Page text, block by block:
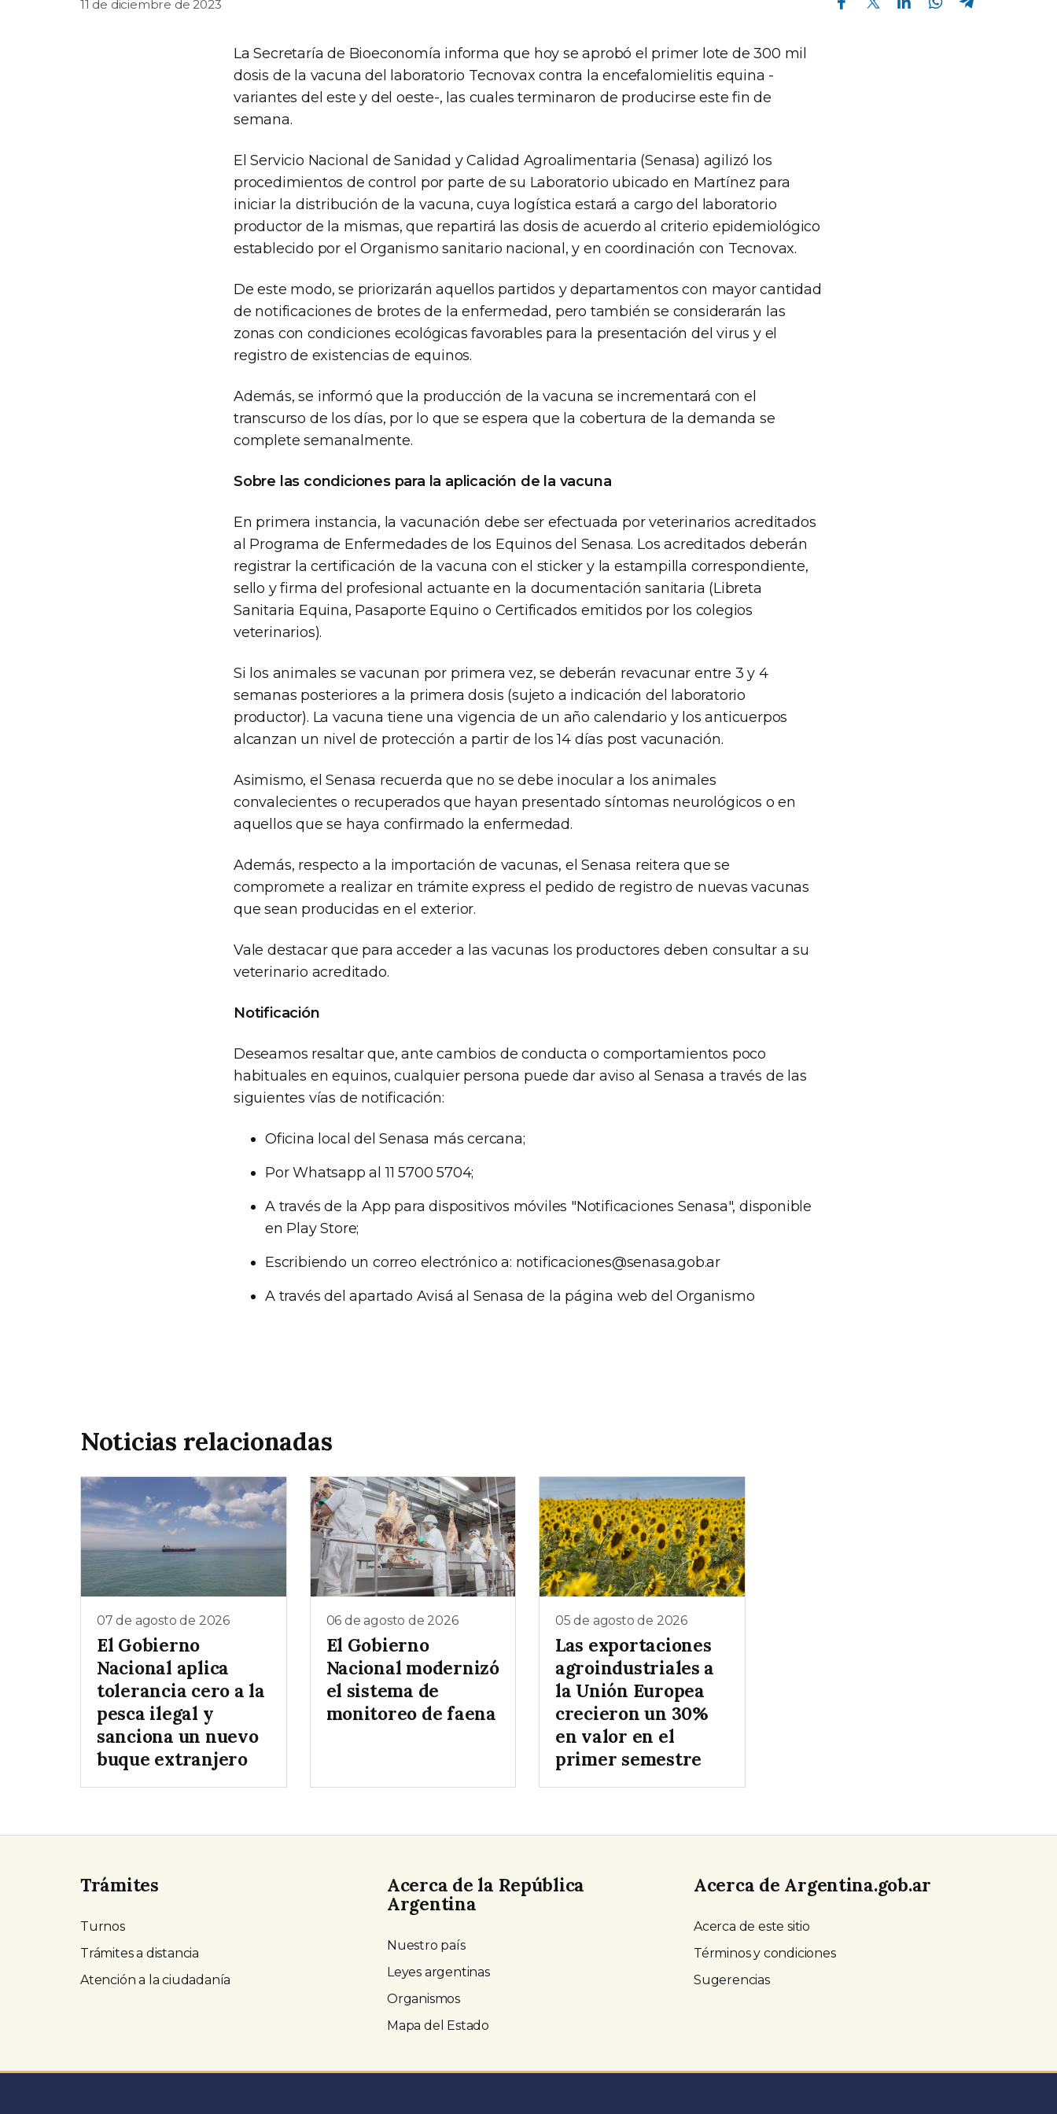
11 de diciembre de 2023
La Secretaría de Bioeconomía informa que hoy se aprobó el primer lote de 300 mil
dosis de la vacuna del laboratorio Tecnovax contra la encefalomielitis equina -
variantes del este y del oeste-, las cuales terminaron de producirse este fin de
semana.
El Servicio Nacional de Sanidad y Calidad Agroalimentaria (Senasa) agilizó los
procedimientos de control por parte de su Laboratorio ubicado en Martínez para
iniciar la distribución de la vacuna, cuya logística estará a cargo del laboratorio
productor de la mismas, que repartirá las dosis de acuerdo al criterio epidemiológico
establecido por el Organismo sanitario nacional, y en coordinación con Tecnovax.
De este modo, se priorizarán aquellos partidos y departamentos con mayor cantidad
de notificaciones de brotes de la enfermedad, pero también se considerarán las
zonas con condiciones ecológicas favorables para la presentación del virus y el
registro de existencias de equinos.
Además, se informó que la producción de la vacuna se incrementará con el
transcurso de los días, por lo que se espera que la cobertura de la demanda se
complete semanalmente.
Sobre las condiciones para la aplicación de la vacuna
En primera instancia, la vacunación debe ser efectuada por veterinarios acreditados
al Programa de Enfermedades de los Equinos del Senasa. Los acreditados deberán
registrar la certificación de la vacuna con el sticker y la estampilla correspondiente,
sello y firma del profesional actuante en la documentación sanitaria (Libreta
Sanitaria Equina, Pasaporte Equino o Certificados emitidos por los colegios
veterinarios).
Si los animales se vacunan por primera vez, se deberán revacunar entre 3 y 4
semanas posteriores a la primera dosis (sujeto a indicación del laboratorio
productor). La vacuna tiene una vigencia de un año calendario y los anticuerpos
alcanzan un nivel de protección a partir de los 14 días post vacunación.
Asimismo, el Senasa recuerda que no se debe inocular a los animales
convalecientes o recuperados que hayan presentado síntomas neurológicos o en
aquellos que se haya confirmado la enfermedad.
Además, respecto a la importación de vacunas, el Senasa reitera que se
compromete a realizar en trámite express el pedido de registro de nuevas vacunas
que sean producidas en el exterior.
Vale destacar que para acceder a las vacunas los productores deben consultar a su
veterinario acreditado.
Notificación
Deseamos resaltar que, ante cambios de conducta o comportamientos poco
habituales en equinos, cualquier persona puede dar aviso al Senasa a través de las
siguientes vías de notificación:
Oficina local del Senasa más cercana;
Por Whatsapp al 11 5700 5704;
A través de la App para dispositivos móviles "Notificaciones Senasa", disponible
en Play Store;
Escribiendo un correo electrónico a: notificaciones@senasa.gob.ar
A través del apartado Avisá al Senasa de la página web del Organismo
Noticias relacionadas
07 de agosto de 2026
El Gobierno
Nacional aplica
tolerancia cero a la
pesca ilegal y
sanciona un nuevo
buque extranjero
06 de agosto de 2026
El Gobierno
Nacional modernizó
el sistema de
monitoreo de faena
05 de agosto de 2026
Las exportaciones
agroindustriales a
la Unión Europea
crecieron un 30%
en valor en el
primer semestre
Trámites
Turnos
Trámites a distancia
Atención a la ciudadanía
Acerca de la República
Argentina
Nuestro país
Leyes argentinas
Organismos
Mapa del Estado
Acerca de Argentina.gob.ar
Acerca de este sitio
Términos y condiciones
Sugerencias